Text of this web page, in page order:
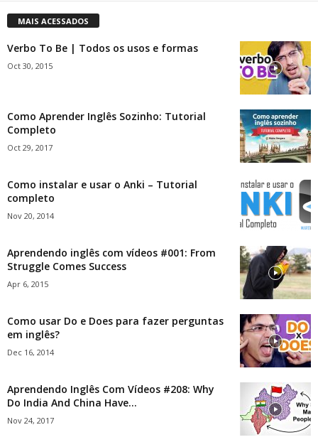
MAIS ACESSADOS
Verbo To Be | Todos os usos e formas
Oct 30, 2015
Como Aprender Inglês Sozinho: Tutorial
Completo
Oct 29, 2017
Como instalar e usar o Anki – Tutorial
completo
Nov 20, 2014
Aprendendo inglês com vídeos #001: From
Struggle Comes Success
Apr 6, 2015
Como usar Do e Does para fazer perguntas
em inglês?
Dec 16, 2014
Aprendendo Inglês Com Vídeos #208: Why
Do India And China Have...
Nov 24, 2017